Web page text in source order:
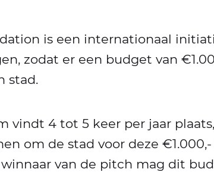
is een internationaal
zodat er een budget van
stad.
vindt 4 tot 5 keer per jaar
om de stad voor deze
van de pitch mag dit